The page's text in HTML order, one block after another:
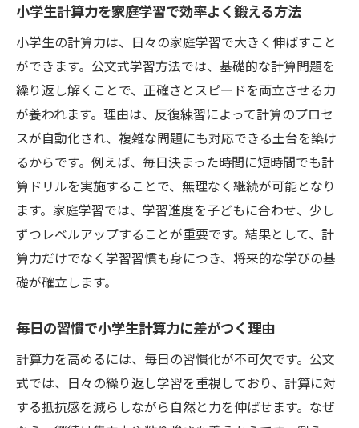
小学生計算力を家庭学習で効率よく鍛える方法
小学生の計算力は、日々の家庭学習で大きく伸ばすこと
ができます。公文式学習方法では、基礎的な計算問題を
繰り返し解くことで、正確さとスピードを両立させる力
が養われます。理由は、反復練習によって計算のプロセ
スが自動化され、複雑な問題にも対応できる土台を築け
るからです。例えば、毎日決まった時間に短時間でも計
算ドリルを実施することで、無理なく継続が可能となり
ます。家庭学習では、学習進度を子どもに合わせ、少し
ずつレベルアップすることが重要です。結果として、計
算力だけでなく学習習慣も身につき、将来的な学びの基
礎が確立します。
毎日の習慣で小学生計算力に差がつく理由
計算力を高めるには、毎日の習慣化が不可欠です。公文
式では、日々の繰り返し学習を重視しており、計算に対
する抵抗感を減らしながら自然と力を伸ばせます。なぜ